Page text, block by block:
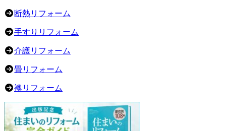
断熱リフォーム
手すりリフォーム
介護リフォーム
畳リフォーム
襖リフォーム